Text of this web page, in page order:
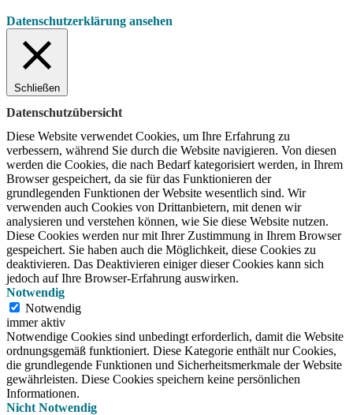
Datenschutzerklärung ansehen
Schließen
Datenschutzübersicht
Diese Website verwendet Cookies, um Ihre Erfahrung zu
verbessern, während Sie durch die Website navigieren. Von diesen
werden die Cookies, die nach Bedarf kategorisiert werden, in Ihrem
Browser gespeichert, da sie für das Funktionieren der
grundlegenden Funktionen der Website wesentlich sind. Wir
verwenden auch Cookies von Drittanbietern, mit denen wir
analysieren und verstehen können, wie Sie diese Website nutzen.
Diese Cookies werden nur mit Ihrer Zustimmung in Ihrem Browser
gespeichert. Sie haben auch die Möglichkeit, diese Cookies zu
deaktivieren. Das Deaktivieren einiger dieser Cookies kann sich
jedoch auf Ihre Browser-Erfahrung auswirken.
Notwendig
Notwendig
immer aktiv
Notwendige Cookies sind unbedingt erforderlich, damit die Website
ordnungsgemäß funktioniert. Diese Kategorie enthält nur Cookies,
die grundlegende Funktionen und Sicherheitsmerkmale der Website
gewährleisten. Diese Cookies speichern keine persönlichen
Informationen.
Nicht Notwendig